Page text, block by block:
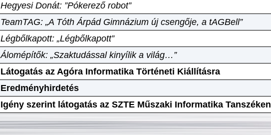
Hegyesi Donát: ”Pókerező robot”
TeamTAG: „A Tóth Árpád Gimnázium új csengője, a tAGBell”
Légbőlkapott: „Légbőlkapott”
Álomépítők: „Szaktudással kinyílik a világ…”
Látogatás az Agóra Informatika Történeti Kiállításra
Eredményhirdetés
Igény szerint látogatás az SZTE Műszaki Informatika Tanszéken